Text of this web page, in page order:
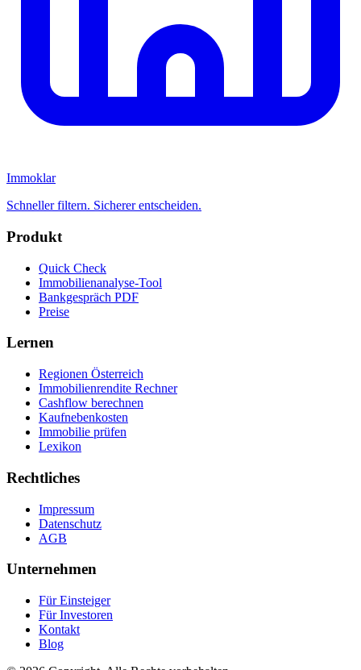
Immoklar
Schneller filtern. Sicherer entscheiden.
Produkt
Quick Check
Immobilienanalyse-Tool
Bankgespräch PDF
Preise
Lernen
Regionen Österreich
Immobilienrendite Rechner
Cashflow berechnen
Kaufnebenkosten
Immobilie prüfen
Lexikon
Rechtliches
Impressum
Datenschutz
AGB
Unternehmen
Für Einsteiger
Für Investoren
Kontakt
Blog